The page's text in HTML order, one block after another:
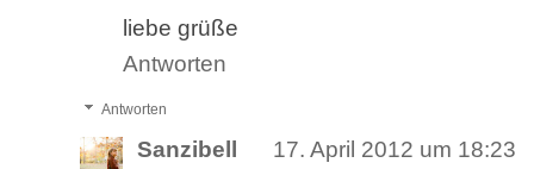
liebe grüße
Antworten
Antworten
Sanzibell
17. April 2012 um 18:23